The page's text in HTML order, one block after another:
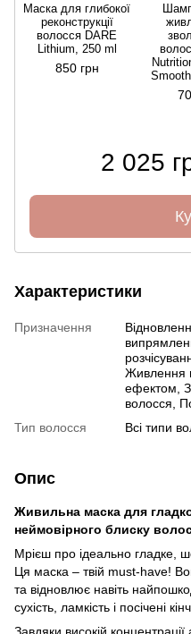
Маска для глибокої
реконструкції
волосся DARE
Lithium, 250 ml
850 грн
2 025
Характеристики
Призначення
Живлення
ефектом,
волосся,
Тип волосся
Всі типи
Опис
Живильна маска для
неймовірного блиску
Мрієш про ідеально гладке,
Ця маска – твій must-have!
та відновлює навіть
сухість, ламкість і посічені
Завдяки високій